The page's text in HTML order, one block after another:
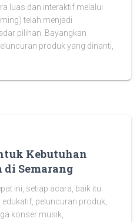
luas dan interaktif melalui
telah menjadi
pilihan. Bayangkan
produk yang dinanti,
Kebutuhan
Semarang
ini, setiap acara, baik itu
peluncuran produk,
konser musik,